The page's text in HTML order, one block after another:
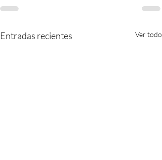
Entradas recientes Ver todo